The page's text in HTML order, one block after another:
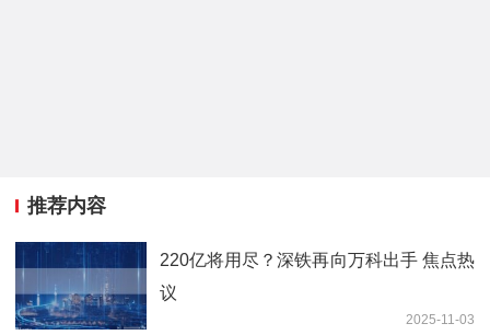
推荐内容
220亿将用尽？深铁再向万科出手 焦点热
议
2025-11-03